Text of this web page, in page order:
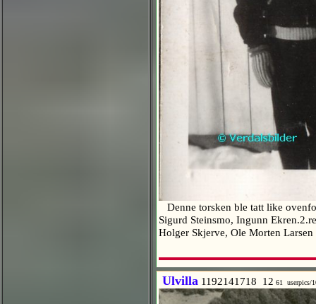
Denne torsken ble tatt like
Sigurd Steinsmo, Ingunn
Holger Skjerve, Ole Morten
Ulvilla 1192141718 12 61